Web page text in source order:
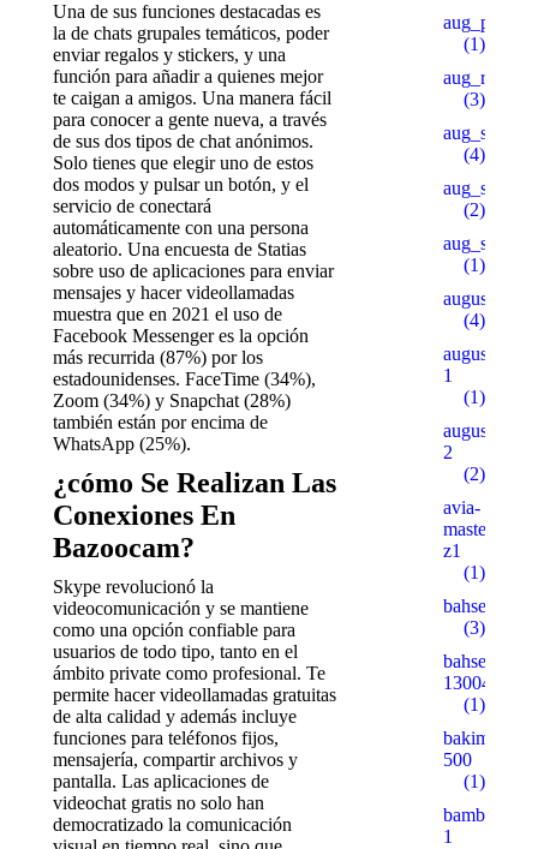
Una de sus funciones destacadas es
la de chats grupales temáticos, poder
enviar regalos y stickers, y una
función para añadir a quienes mejor
te caigan a amigos. Una manera fácil
para conocer a gente nueva, a través
de sus dos tipos de chat anónimos.
Solo tienes que elegir uno de estos
dos modos y pulsar un botón, y el
servicio de conectará
automáticamente con una persona
aleatorio. Una encuesta de Statias
sobre uso de aplicaciones para enviar
mensajes y hacer videollamadas
muestra que en 2021 el uso de
Facebook Messenger es la opción
más recurrida (87%) por los
estadounidenses. FaceTime (34%),
Zoom (34%) y Snapchat (28%)
también están por encima de
WhatsApp (25%).
¿cómo Se Realizan Las
Conexiones En
Bazoocam?
Skype revolucionó la
videocomunicación y se mantiene
como una opción confiable para
usuarios de todo tipo, tanto en el
ámbito private como profesional. Te
permite hacer videollamadas gratuitas
de alta calidad y además incluye
funciones para teléfonos fijos,
mensajería, compartir archivos y
pantalla. Las aplicaciones de
videochat gratis no solo han
democratizado la comunicación
(1)
aug_rb
(3)
aug_sb
(4)
aug_slot_1
(2)
aug_slot_3
(1)
august_pb
(4)
1
(1)
2
(2)
avia-
z1
(1)
bahsegel
(3)
bahsegel
13004
(1)
500
(1)
1